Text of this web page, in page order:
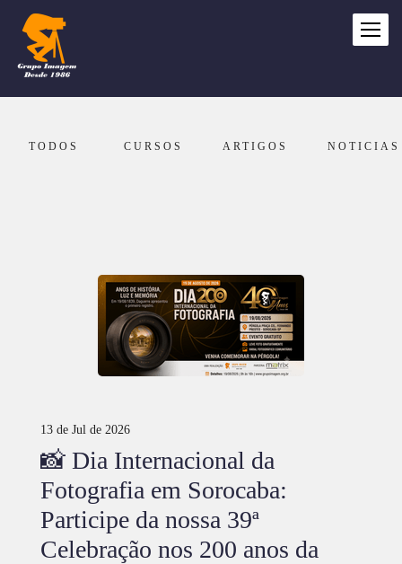
TODOS CURSOS ARTIGOS NOTICIAS
13 de Jul de 2026
📸 Dia Internacional da
Fotografia em Sorocaba:
Participe da nossa 39ª
Celebração nos 200 anos da